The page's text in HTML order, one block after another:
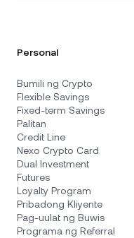
Personal
Bumili ng Crypto
Flexible Savings
Fixed-term Savings
Palitan
Credit Line
Nexo Crypto Card
Dual Investment
Futures
Loyalty Program
Pribadong Kliyente
Pag-uulat ng Buwis
Programa ng Referral